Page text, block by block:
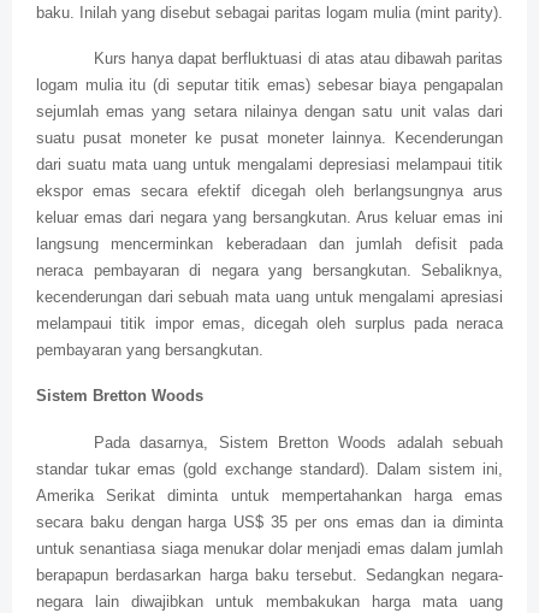
baku. Inilah yang disebut sebagai paritas logam mulia (mint parity).
Kurs hanya dapat berfluktuasi di atas atau dibawah paritas
logam mulia itu (di seputar titik emas) sebesar biaya pengapalan
sejumlah emas yang setara nilainya dengan satu unit valas dari
suatu pusat moneter ke pusat moneter lainnya. Kecenderungan
dari suatu mata uang untuk mengalami depresiasi melampaui titik
ekspor emas secara efektif dicegah oleh berlangsungnya arus
keluar emas dari negara yang bersangkutan. Arus keluar emas ini
langsung mencerminkan keberadaan dan jumlah defisit pada
neraca pembayaran di negara yang bersangkutan. Sebaliknya,
kecenderungan dari sebuah mata uang untuk mengalami apresiasi
melampaui titik impor emas, dicegah oleh surplus pada neraca
pembayaran yang bersangkutan.
Sistem Bretton Woods
Pada dasarnya, Sistem Bretton Woods adalah sebuah
standar tukar emas (gold exchange standard). Dalam sistem ini,
Amerika Serikat diminta untuk mempertahankan harga emas
secara baku dengan harga US$ 35 per ons emas dan ia diminta
untuk senantiasa siaga menukar dolar menjadi emas dalam jumlah
berapapun berdasarkan harga baku tersebut. Sedangkan negara-
negara lain diwajibkan untuk membakukan harga mata uang